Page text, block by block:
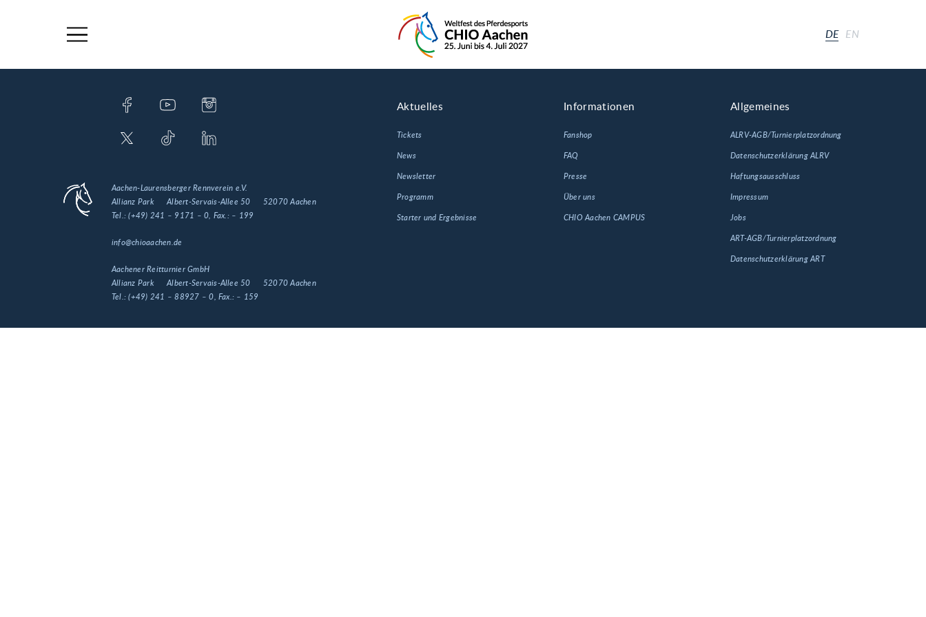
DE EN
Aktuelles
Tickets
News
Newsletter
Programm
Starter und Ergebnisse
Informationen
Fanshop
FAQ
Presse
Über uns
CHIO Aachen CAMPUS
Allgemeines
ALRV-AGB/Turnierplatzordnung
Datenschutzerklärung ALRV
Haftungsausschluss
Impressum
Jobs
ART-AGB/Turnierplatzordnung
Datenschutzerklärung ART
Aachen-Laurensberger Rennverein e.V.
Allianz Park
Albert-Servais-Allee 50
52070 Aachen
Tel.:(+49) 241 – 9171 – 0 , Fax.: – 199
info@chioaachen.de
Aachener Reitturnier GmbH
Allianz Park
Albert-Servais-Allee 50
52070 Aachen
Tel.:(+49) 241 – 88927 – 0 , Fax.: – 159